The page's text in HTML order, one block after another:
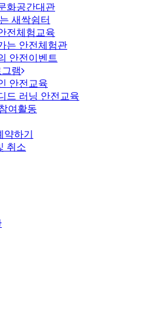
화공간대관
새싹쉼터
전체험교육
는 안전체험관
안전이벤트
램
안전교육
드 러닝 안전교육
여활동
하기
취소